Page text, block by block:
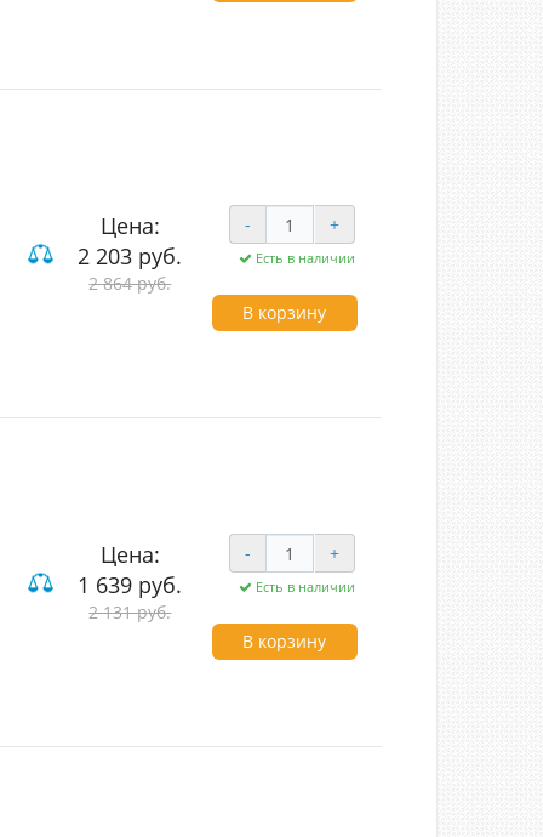
и компьютерные
Цена:
2 203 руб.
2 864 руб.
- +
Есть в наличии
В корзину
проходные
Цена:
1 639 руб.
2 131 руб.
- +
Есть в наличии
В корзину